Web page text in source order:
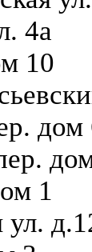
4а
10
дом
1
ул.